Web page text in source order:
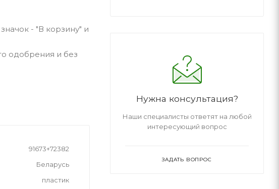
- "В корзину" и
одобрения и без
91673+72382
Беларусь
пластик
Нужна консультация?
Наши специалисты ответят на любой
интересующий вопрос
ЗАДАТЬ ВОПРОС